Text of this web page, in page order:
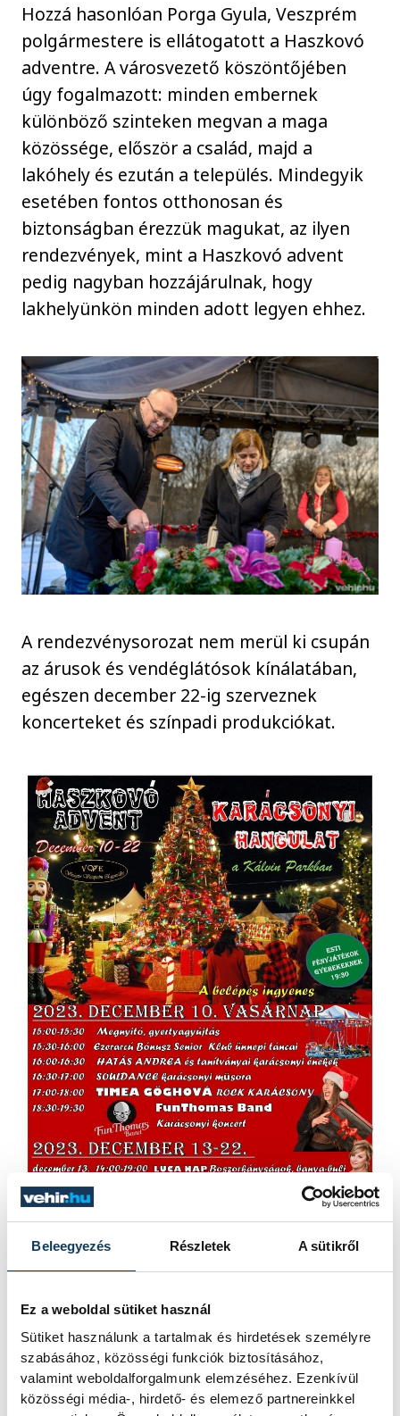
Beleegyezés Részletek A sütikről
Ez a weboldal sütiket használ
Sütiket használunk a tartalmak és hirdetések személyre
szabásához, közösségi funkciók biztosításához,
valamint weboldalforgalmunk elemzéséhez. Ezenkívül
közösségi média-, hirdető- és elemező partnereinkkel
Hozzá hasonlóan Porga Gyula, Veszprém
polgármestere is ellátogatott a Haszkovó
adventre. A városvezető köszöntőjében
úgy fogalmazott: minden embernek
különböző szinteken megvan a maga
közössége, először a család, majd a
lakóhely és ezután a település. Mindegyik
esetében fontos otthonosan és
biztonságban érezzük magukat, az ilyen
rendezvények, mint a Haszkovó advent
pedig nagyban hozzájárulnak, hogy
lakhelyünkön minden adott legyen ehhez.
A rendezvénysorozat nem merül ki csupán
az árusok és vendéglátósok kínálatában,
egészen december 22-ig szerveznek
koncerteket és színpadi produkciókat.
közélet advent
Haszkovó
Haszkovó Advent